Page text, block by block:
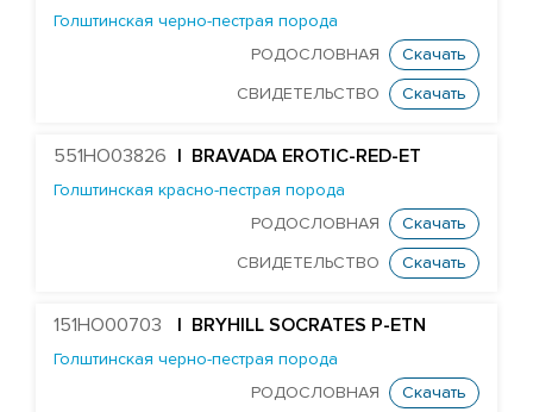
STANTONS SNOWMAN EA COLTON-ET
TJR DIRECTOR CONTROLLER-ET
EDG UNO DAREDEVIL 8369-ET
TJR DUKE DAWSON-ET
MR SUPERHERO DEDICATE-ET
MR OAK DELCO 57279-ET
Голштинская черно-пестрая порода
РОДОСЛОВНАЯ
Скачать
СВИДЕТЕЛЬСТВО Скачать
551HO03826 | BRAVADA EROTIC-RED-ET
Голштинская красно-пестрая порода
РОДОСЛОВНАЯ
Скачать
СВИДЕТЕЛЬСТВО Скачать
151HO00703 | BRYHILL SOCRATES P-ETN
Голштинская черно-пестрая порода
РОДОСЛОВНАЯ
Скачать